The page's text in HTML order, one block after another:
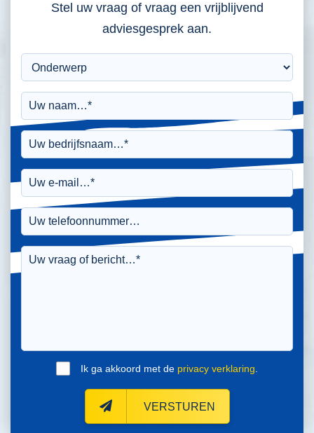
Stel uw vraag of vraag een vrijblijvend
adviesgesprek aan.
Ik ga akkoord met de privacy verklaring
VERSTUREN